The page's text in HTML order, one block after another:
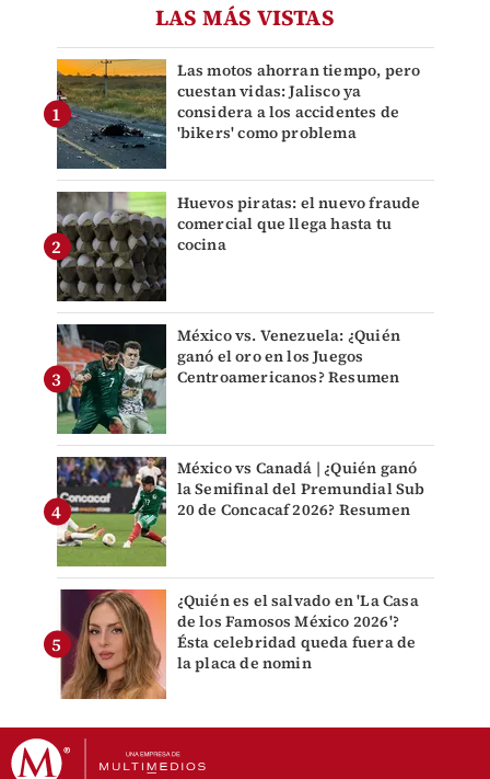
LAS MÁS VISTAS
Las motos ahorran tiempo, pero
cuestan vidas: Jalisco ya
considera a los accidentes de
'bikers' como problema
Huevos piratas: el nuevo fraude
comercial que llega hasta tu
cocina
México vs. Venezuela: ¿Quién
ganó el oro en los Juegos
Centroamericanos? Resumen
México vs Canadá | ¿Quién ganó
la Semifinal del Premundial Sub
20 de Concacaf 2026? Resumen
¿Quién es el salvado en 'La Casa
de los Famosos México 2026'?
Ésta celebridad queda fuera de
la placa de nomin